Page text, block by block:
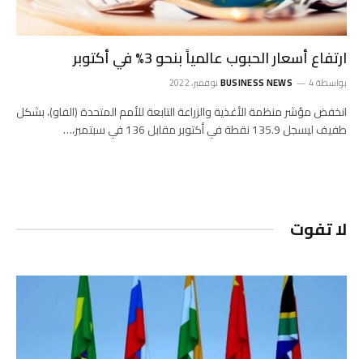
ارتفاع أسعار الحبوب عالمياً بنحو 3% في أكتوبر
بواسطة BUSINESS NEWS 4 نوفمبر، 2022
انخفض مؤشر منظمة الأغذية والزراعة التابعة للأمم المتحدة (الفاو)، بشكل
طفيف ليسجل 135.9 نقطة في أكتوبر مقابل 136 في سبتمبر،…
لا تفوت